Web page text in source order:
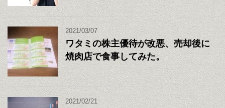
2021/03/07
ワタミの株主優待が改悪、売却後に
焼肉店で食事してみた。
2021/02/21